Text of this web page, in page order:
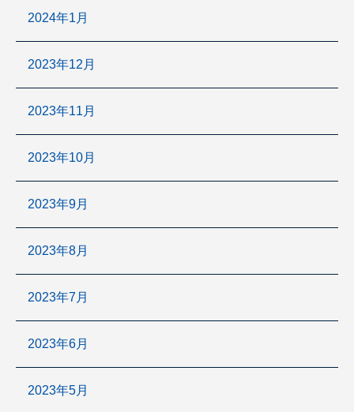
2024年1月
2023年12月
2023年11月
2023年10月
2023年9月
2023年8月
2023年7月
2023年6月
2023年5月